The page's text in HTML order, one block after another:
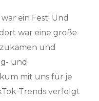
ein Fest! Und
war eine große
und
und
mit uns für je
Trends verfolgt